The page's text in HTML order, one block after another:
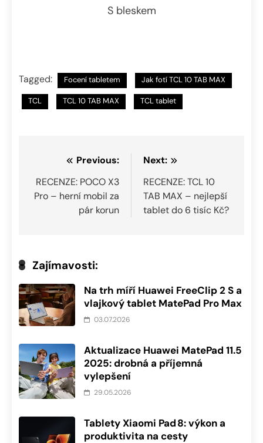
S bleskem
Tagged: Focení tabletem Jak fotí TCL 10 TAB MAX
TCL TCL 10 TAB MAX TCL tablet
Navigace
pro
příspěvek
Previous:
RECENZE: POCO X3
Pro – herní mobil za
pár korun
Next:
RECENZE: TCL 10
TAB MAX – nejlepší
tablet do 6 tisíc Kč?
Zajímavosti:
Na trh míří Huawei FreeClip 2 S a
vlajkový tablet MatePad Pro Max
03.07.2026
Aktualizace Huawei MatePad 11.5
2025: drobná a příjemná
vylepšení
29.05.2026
Tablety Xiaomi Pad 8: výkon a
produktivita na cesty